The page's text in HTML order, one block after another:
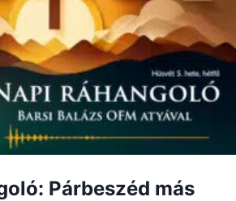
Párbeszéd más